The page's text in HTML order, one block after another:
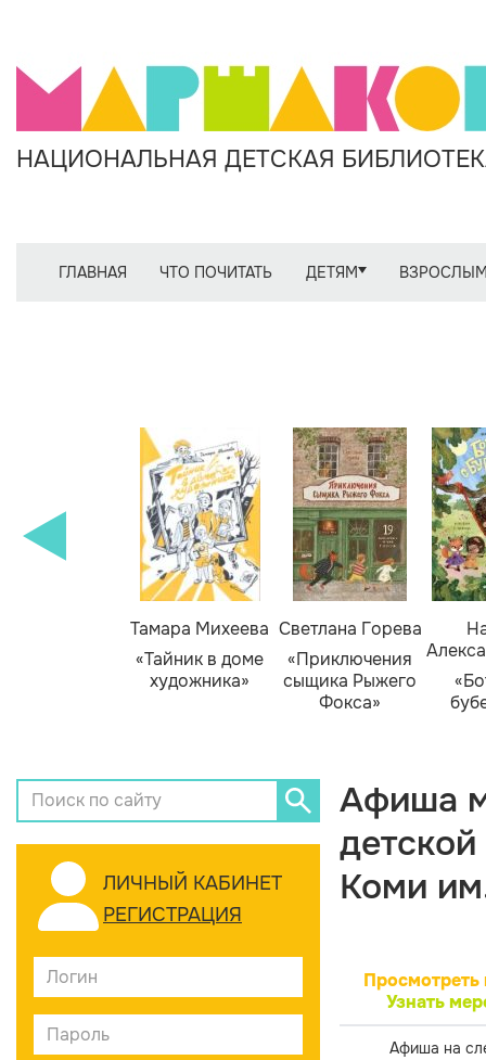
НАЦИОНАЛЬНАЯ ДЕТСКАЯ
ГЛАВНАЯ ЧТО ПОЧИТАТЬ ДЕТЯМ
Тамара Михеева
«Тайник в доме
художника»
Светлана Горева
«Приключения
сыщика Рыжего
Фокса»
ЛИЧНЫЙ КАБИНЕТ
РЕГИСТРАЦИЯ
Афиша
Коми
Просмотреть
Узнать
Афиша на